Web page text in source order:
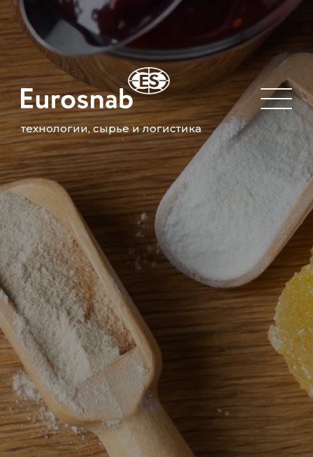
технологии, сырье и логистика